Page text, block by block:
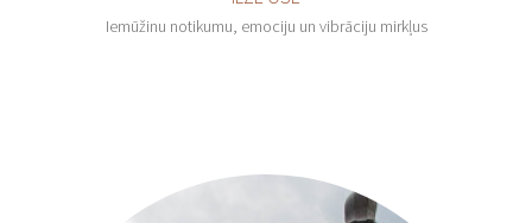
Iemūžinu notikumu, emociju un vibrāciju mirkļus